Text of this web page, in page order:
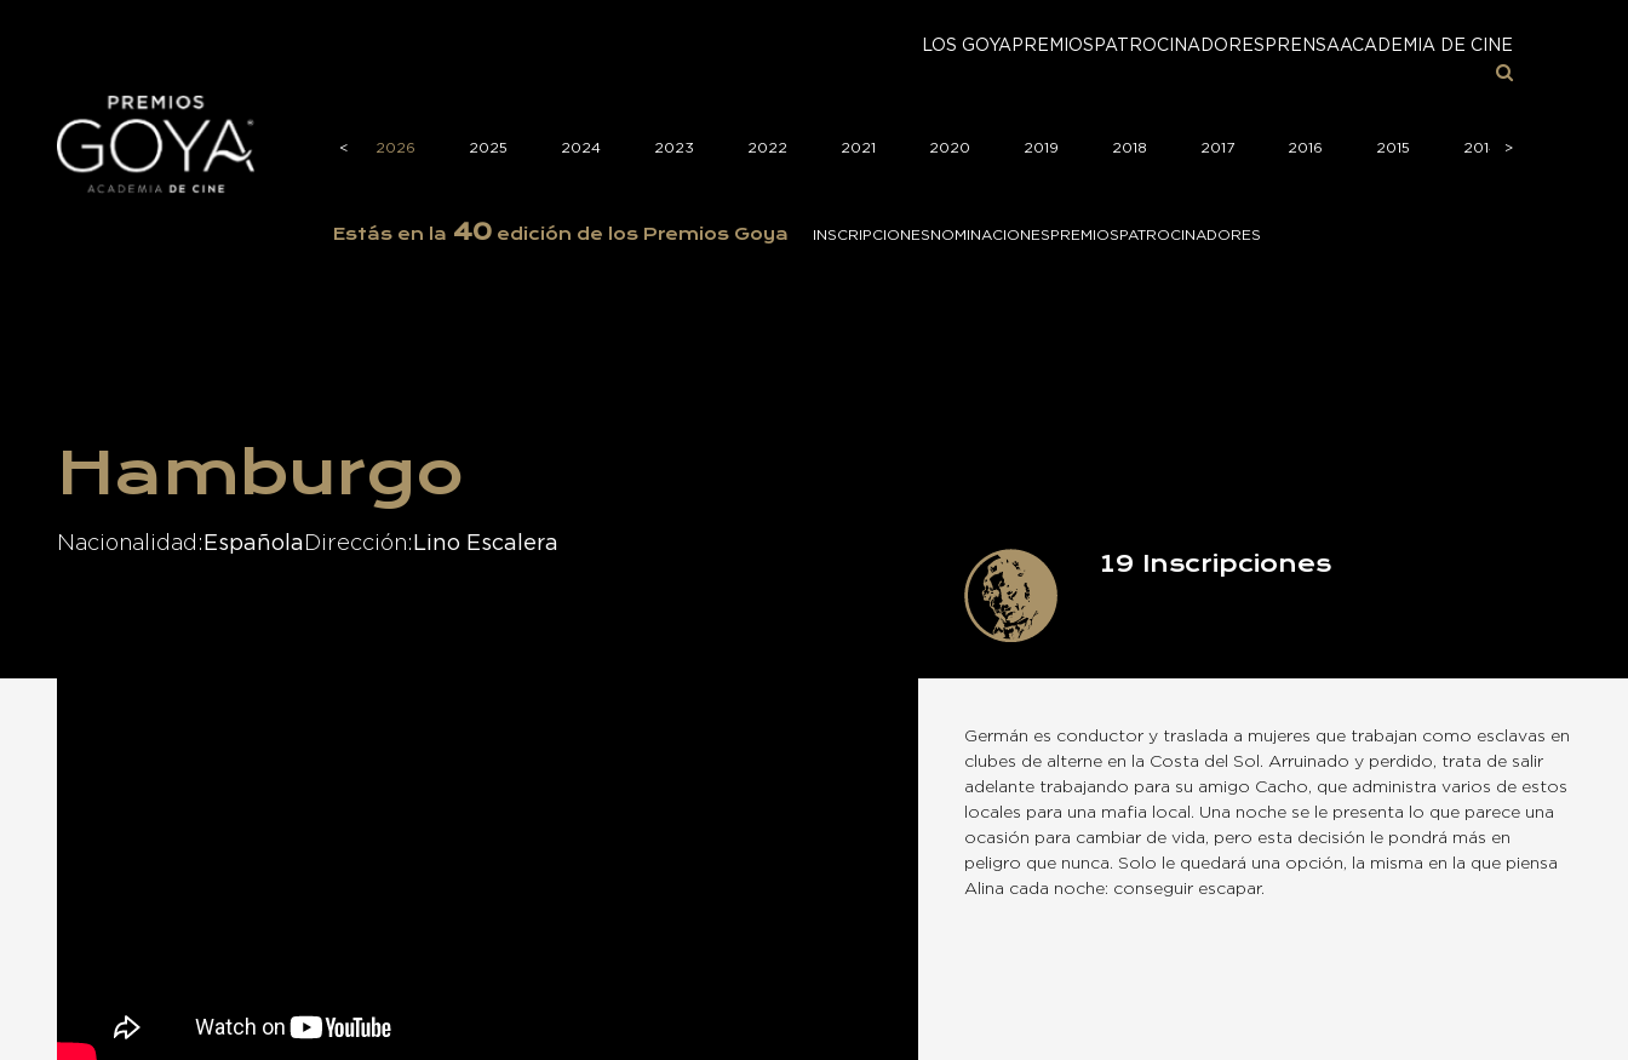
LOS GOYA PREMIOS PATROCINADORES PRENSAACADEMIA DE CINE
< 2026 2025 2024 2023 2022 2021 2020 2019 2018 2017 2016 2015 2014 >
Estás en la 40 edición de los Premios Goya INSCRIPCIONESNOMINACIONESPREMIOSPATROCINADORES
Hamburgo
Nacionalidad Española Dirección Lino Escalera
19 Inscripciones
Germán es conductor y traslada a mujeres que trabajan como esclavas en
clubes de alterne en la Costa del Sol. Arruinado y perdido, trata de salir
adelante trabajando para su amigo Cacho, que administra varios de estos
locales para una mafia local. Una noche se le presenta lo que parece una
ocasión para cambiar de vida, pero esta decisión le pondrá más en
peligro que nunca. Solo le quedará una opción, la misma en la que piensa
Alina cada noche: conseguir escapar.